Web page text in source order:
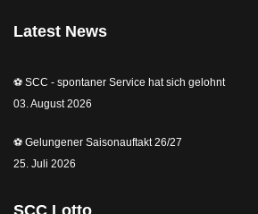
Latest News
⚽️ SCC - spontaner Service hat sich gelohnt
03. August 2026
⚽️ Gelungener Saisonauftakt 26/27
25. Juli 2026
SCC Lotto